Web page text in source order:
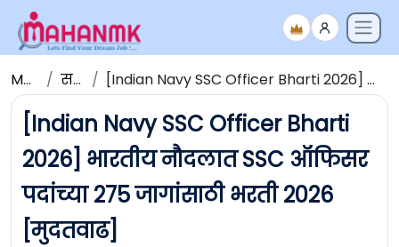
Maha NMK सर्व जाहिराती [Indian Navy SSC Officer Bharti 2026] भारतीय नौदलात SSC ऑफिसर पदांच्या 275 जागांसाठी भरती 2026 [मुदतवाढ]
[Indian Navy SSC Officer Bharti
2026] भारतीय नौदलात SSC ऑफिसर
पदांच्या 275 जागांसाठी भरती 2026
[मुदतवाढ]